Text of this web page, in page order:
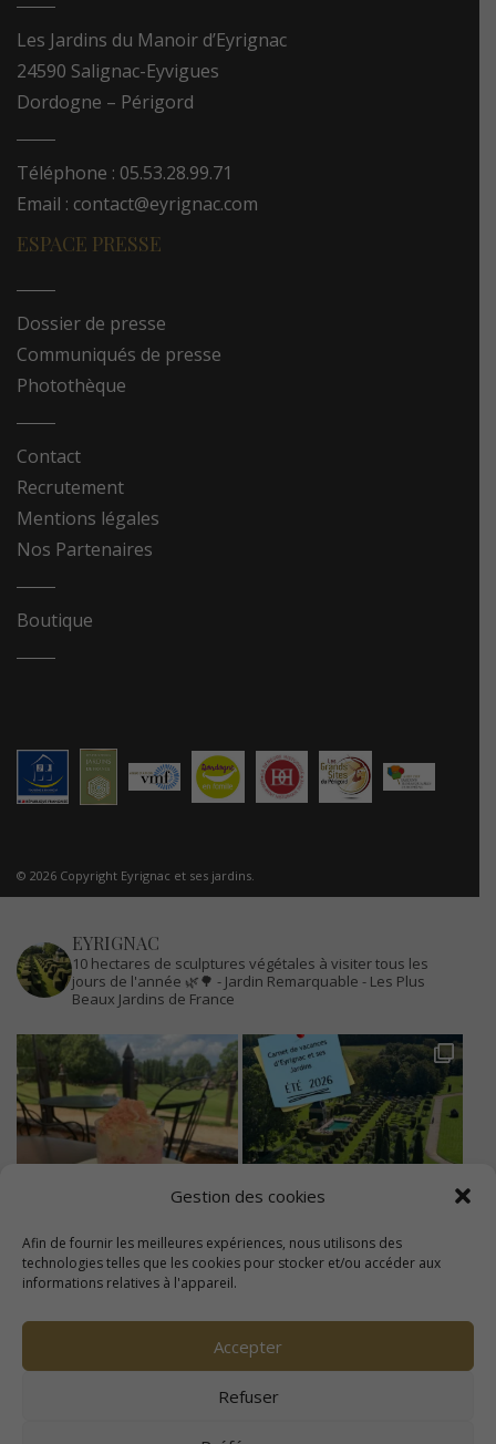
Gestion des cookies
Afin de fournir les meilleures expériences, nous utilisons des
technologies telles que les cookies pour stocker et/ou accéder aux
informations relatives à l'appareil.
Accepter
Refuser
Les Jardins du Manoir d’Eyrignac
24590 Salignac-Eyvigues
Dordogne – Périgord
Téléphone : 05.53.28.99.71
Email : contact@eyrignac.com
ESPACE PRESSE
Dossier de presse
Communiqués de presse
Photothèque
Contact
Recrutement
Mentions légales
Nos Partenaires
Boutique
© 2026 Copyright Eyrignac et ses jardins.
EYRIGNAC
10 hectares de sculptures végétales à visiter tous les
jours de l'année 🌿🌳 - Jardin Remarquable - Les Plus
Beaux Jardins de France